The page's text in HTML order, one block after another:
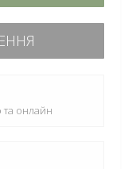
онлайн